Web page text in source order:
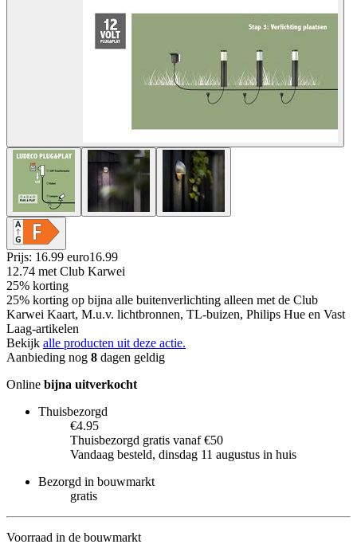
Prijs: 16.99 euro16.99
12.74 met Club Karwei
25% korting
25% korting op bijna alle buitenverlichting alleen met de Club
Karwei Kaart, M.u.v. lichtbronnen, TL-buizen, Philips Hue en Vast
Laag-artikelen
Bekijk alle producten uit deze actie.
Aanbieding nog 8 dagen geldig
Online bijna uitverkocht
Thuisbezorgd
€4.95
Thuisbezorgd gratis vanaf €50
Vandaag besteld, dinsdag 11 augustus in huis
Bezorgd in bouwmarkt
gratis
Voorraad in de bouwmarkt